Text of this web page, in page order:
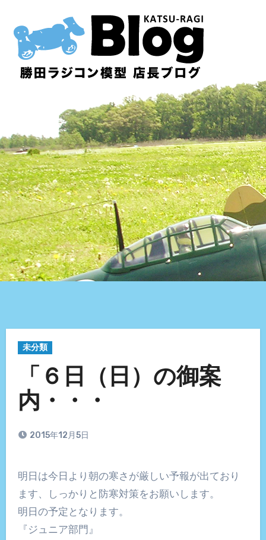
未分類
「６日（日）の御案
内・・・
2015年12月5日
明日は今日より朝の寒さが厳しい予報が出ており
ます、しっかりと防寒対策をお願いします。
明日の予定となります。
『ジュニア部門』